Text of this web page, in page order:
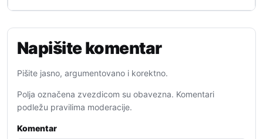
Napišite komentar
Pišite jasno, argumentovano i korektno.
Polja označena zvezdicom su obavezna. Komentari
podležu pravilima moderacije.
Komentar